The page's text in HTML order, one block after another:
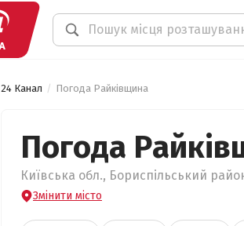
24 Канал Погода Райківщина
Погода
Київська обл., Бориспільський
Змінити місто